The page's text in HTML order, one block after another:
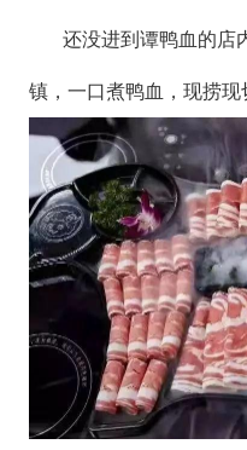
还没进到谭鸭血的店
镇，一口煮鸭血，现捞现